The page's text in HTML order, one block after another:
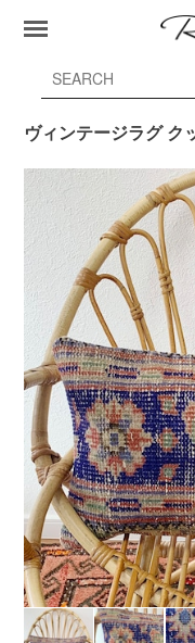
ヴィンテージラグ ク